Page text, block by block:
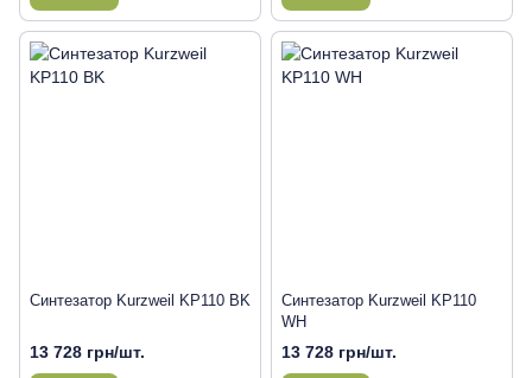
Синтезатор Kurzweil KP110 BK
13 728 грн/шт.
Синтезатор Kurzweil KP110
WH
13 728 грн/шт.